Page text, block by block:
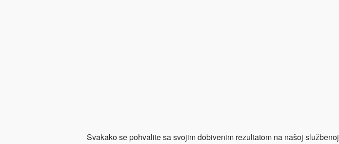
Svakako se pohvalite sa svojim dobivenim rezultatom na našoj službenoj